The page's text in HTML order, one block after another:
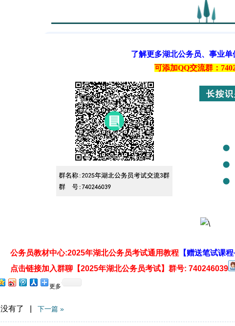
了解更多湖北公务员、事业单
可添加QQ交流群：
公务员教材中心:2025年湖北公务员考试通用教程 【赠送笔试课
点击链接加入群聊【2025年湖北公务员考试】群号: 740246039
更多
没有了 | 下一篇 »